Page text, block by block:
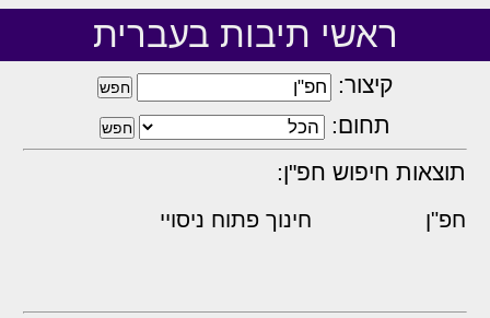
ראשי תיבות בעברית
קיצור:
תחום:
תוצאות חיפוש חפ"ן:
חפ"ן חינוך פתוח ניסויי